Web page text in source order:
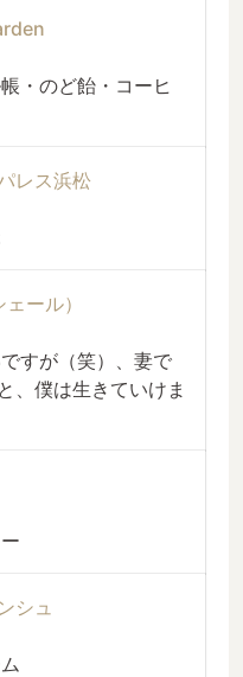
・のど飴・コーヒ
レス浜松
ール）
すが（笑）、妻で
、僕は生きていけま
シュ